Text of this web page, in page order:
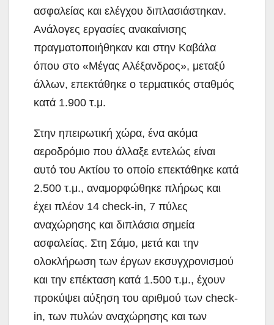
ασφαλείας και ελέγχου διπλασιάστηκαν.
Ανάλογες εργασίες ανακαίνισης
πραγματοποιήθηκαν και στην Καβάλα
όπου στο «Μέγας Αλέξανδρος», μεταξύ
άλλων, επεκτάθηκε ο τερματικός σταθμός
κατά 1.900 τ.μ.
Στην ηπειρωτική χώρα, ένα ακόμα
αεροδρόμιο που άλλαξε εντελώς είναι
αυτό του Ακτίου το οποίο επεκτάθηκε κατά
2.500 τ.μ., αναμορφώθηκε πλήρως και
έχει πλέον 14 check-in, 7 πύλες
αναχώρησης και διπλάσια σημεία
ασφαλείας. Στη Σάμο, μετά και την
ολοκλήρωση των έργων εκσυγχρονισμού
και την επέκταση κατά 1.500 τ.μ., έχουν
προκύψει αύξηση του αριθμού των check-
in, των πυλών αναχώρησης και των